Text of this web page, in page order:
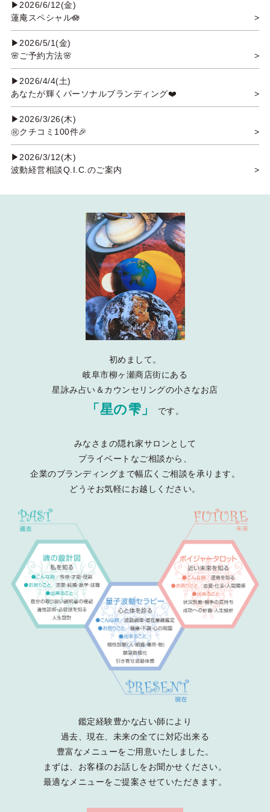
▶2026/6/12(金)
蓮庵スペシャル🪷
>
▶2026/5/1(金)
🌸ご予約方法🌸
>
▶2026/4/4(土)
あなたが輝くパーソナルブランディング❤️
>
▶2026/3/26(木)
㊗️クチコミ100件🎉
>
▶2026/3/12(木)
波動経営相談Q.I.C.のご案内
>
初めまして。
岐阜市柳ヶ瀬商店街にある
星詠み占い＆カウンセリングの小さなお店
「星の雫」 です。
みなさまの隠れ家サロンとして
プライベートなご相談から、
企業のブランディングまで幅広くご相談を承ります。
どうそお気軽にお越しください。
鑑定経験豊かな占い師により
過去、現在、未来の全てに対応出来る
豊富なメニューをご用意いたしました。
まずは、お客様のお話しをお聞かせください。
最適なメニューをご提案させていただきます。